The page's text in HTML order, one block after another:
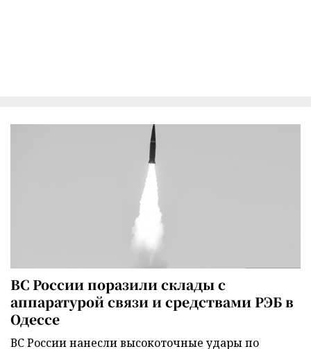
ВС России поразили склады с
аппаратурой связи и средствами РЭБ в
Одессе
ВС России нанесли высокоточные удары по